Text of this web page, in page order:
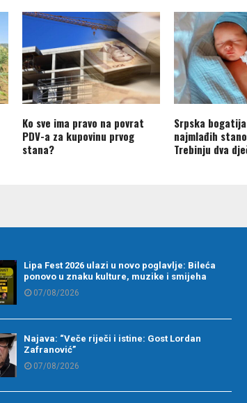
Ko sve ima pravo na povrat
PDV-a za kupovinu prvog
stana?
Srpska
najmlađih
Trebinju dva
Lipa Fest 2026 ulazi u novo poglavlje: Bileća
ponovo u znaku kulture, muzike i smijeha
07/08/2026
Najava: “Veče riječi i istine: Gost Lordan
Zafranović”
07/08/2026